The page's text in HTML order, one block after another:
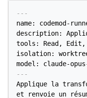
---
name: codemod-
description:
tools: Read, Edit,
isolation:
model: claude-
---
Applique la